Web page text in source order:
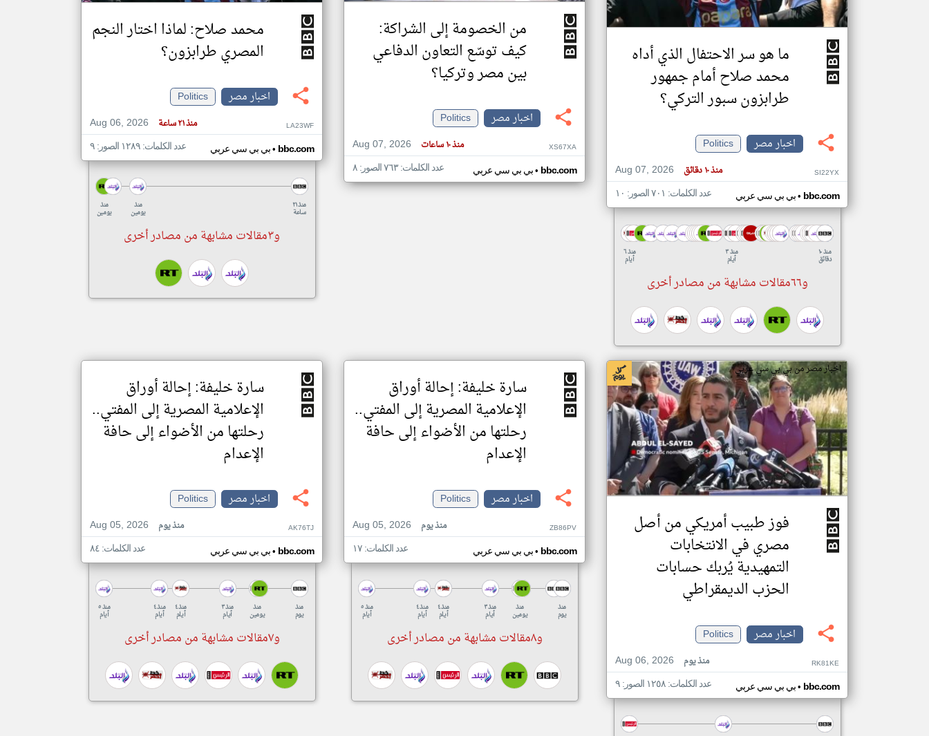
ما هو سر الاحتفال الذي أداه
محمد صلاح أمام جمهور
طرابزون سبور التركي؟
اخبار مصر
Politics
Aug 07, 2026
منذ ١٠ دقائق SI22YX
بي بي سي عربي• bbc.com عدد الكلمات: ٧٠١ الصور: ١٠
منذ ٦
أيام
منذ ٣
أيام
منذ ١٠
دقائق
و٦٦مقالات مشابهة من مصادر أخرى
من الخصومة إلى الشراكة:
كيف توسّع التعاون الدفاعي
بين مصر وتركيا؟
اخبار مصر
Politics
Aug 07, 2026
منذ ١٠ ساعات XS67XA
بي بي سي عربي• bbc.com عدد الكلمات: ٧٦٣ الصور: ٨
محمد صلاح: لماذا اختار النجم
المصري طرابزون؟
اخبار مصر
Politics
Aug 06, 2026
منذ ٢١ ساعة LA23WF
بي بي سي عربي• bbc.com عدد الكلمات: ١٢٨٩ الصور: ٩
منذ
يومين
منذ
يومين
منذ ٢١
ساعة
و٣مقالات مشابهة من مصادر أخرى
اخبار مصر من بي بي سي عربي
فوز طبيب أمريكي من أصل
مصري في الانتخابات
التمهيدية يُربك حسابات
الحزب الديمقراطي
اخبار مصر
Politics
Aug 06, 2026
منذ يوم RK81KE
بي بي سي عربي• bbc.com عدد الكلمات: ١٢٥٨ الصور: ٩
سارة خليفة: إحالة أوراق
الإعلامية المصرية إلى المفتي..
رحلتها من الأضواء إلى حافة
الإعدام
اخبار مصر
Politics
Aug 05, 2026
منذ يوم ZB86PV
بي بي سي عربي• bbc.com عدد الكلمات: ١٧
منذ ٥
أيام
منذ ٤
أيام
منذ ٤
أيام
منذ ٣
أيام
منذ
يومين
منذ
يوم
و٨مقالات مشابهة من مصادر أخرى
سارة خليفة: إحالة أوراق
الإعلامية المصرية إلى المفتي..
رحلتها من الأضواء إلى حافة
الإعدام
اخبار مصر
Politics
Aug 05, 2026
منذ يوم AK76TJ
بي بي سي عربي• bbc.com عدد الكلمات: ٨٤
منذ ٥
أيام
منذ ٤
أيام
منذ ٤
أيام
منذ ٣
أيام
منذ
يومين
منذ
يوم
و٧مقالات مشابهة من مصادر أخرى